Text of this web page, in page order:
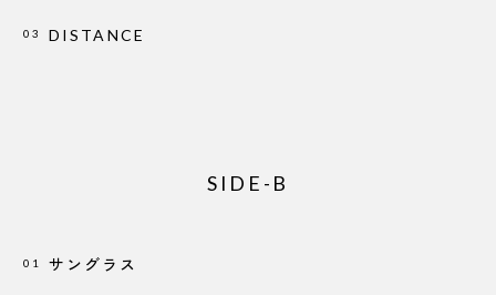
03 DISTANCE
SIDE-B
01 サングラス